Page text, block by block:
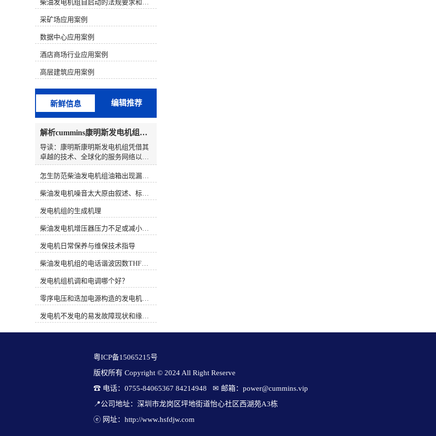
寻找故障部位。 一、康明斯电喷机型
的组成和原理1、康明斯电喷柴油机
机组为例，配置的是康明斯QSK19电
喷柴油机。QSK19系列发动机电控燃
油喷射系统由三个基本组成部分构
成，分别为输入(开关和传感器)、
ECM(对输入信号进行分析)、执行器
(按照ECM输出信号动作的控制阀总
成)。QSK19系列电控燃油喷射系统的
核心部分是执行器一控制阀总成。泵
产生的燃油输送至控制阀总成，该总
成由一个切断电磁阀、两个燃油执行
器阀和两个燃油压力传感器组成。
ECM安装在总成壳体的前部。控制阀
总成有一个燃油进口和两个燃油出
口，每个燃油出口分别由各自的执行
器控制着。燃油油道执行器控制喷油
喷油器何时喷油。2、康明斯柴油电
系统就象PT燃油系统那样采用压力/
时间概念。PT系统完全是机械式的并
依靠机械方法调整燃油流通面积来控
制燃油压力，而QSK19系列燃油系统
通过电子方式调整执行器的燃油流通
面积来控制燃油压力。3、康明斯电
从发动机的油水分离器中排出水和沉
芯。（2）注意油箱及管路的清洁。
（3）注意油箱通风孔及其附近的清
洁，避免污物、灰尘和水由此进入油
箱。（4）绝对不要用水清洗发动
“负”极电缆并断开发动机的31及21针
连接器。（6）注意发动机进气系统
图1 电控柴油机燃油系统原理二、柴
油电控系统故障诊断思路柴油电控系
统是一个精密而复杂的系统，对发动
机的运转性能有很大的影响，不论是
柴油发电机组自启动的法规要求和操作步骤
采矿场应用案例
数据中心应用案例
酒店商场行业应用案例
高层建筑应用案例
新鲜信息 编辑推荐
解析cummins康明斯发电机组的长处与特点
导读：康明斯康明斯发电机组凭借其
卓越的技术、全球化的服务网络以及
强大的本土化战略，在备载电源领域
建立了显着的长处。其产品特性具有
面向未来的前瞻性技术，并利用本土
化生产的优点，选定国产化合资发电
机组，在保证质量的同时减轻成本并
缩短交期。因此，（1）整制度造：
PT燃油机构、Holset废气涡轮增压、
空空中冷技术，保证高效燃烧和快速
响应。其具体部件（发动机、发电
机、控制系统、切换开关）均由
智能发展：满足中、美、欧等国家的
严苛排放标准；布局微电网混动技
术，可融合储能机构。 cummins康明
斯发电机组在应对特殊、严苛的工业
场景时，依仗其强大的产品线、专业
的适应性和全球化的服务体系，形成
下几个关键领域： 船用发电机组必
须在高湿、高盐、连续振动的环境中
稳定工作。cummins机组专为海洋环
与认证：机组经过耐腐蚀清除，并可
按“钢质海船入级建造规范”等标准生
术：领先的船用变速康明斯发电机
怎生防范柴油发电机组油箱出现漏油情况？
柴油发电机噪音太大原由叙述、标准依据及施工办法
发电机组的生成机理
柴油发电机增压器压力不足或减小的原因
发电机日常保养与维保技术指导
柴油发电机组的电话谐波因数THF和干扰影响系数TIF
发电机组机调和电调哪个好？
零序电压和迭加电源构造的发电机单相接地保护
发电机不发电的易发故障现状和缘由简述
粤ICP备15065215号
版权所有 Copyright © 2024 All Right Reserve
☎ 电话：0755-84065367 84214948   ✉ 邮箱：power@cummins.vip
📍公司地址：深圳市龙岗区坪地街道怡心社区西湖苑A3栋
ⓔ 网址：http://www.hsfdjw.com